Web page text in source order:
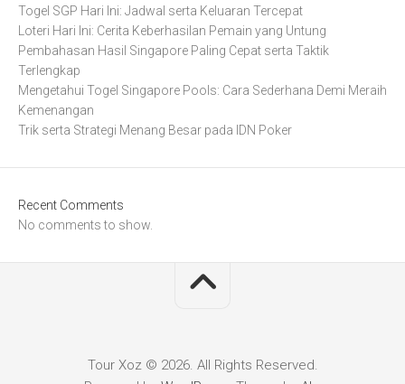
Togel SGP Hari Ini: Jadwal serta Keluaran Tercepat
Loteri Hari Ini: Cerita Keberhasilan Pemain yang Untung
Pembahasan Hasil Singapore Paling Cepat serta Taktik
Terlengkap
Mengetahui Togel Singapore Pools: Cara Sederhana Demi Meraih
Kemenangan
Trik serta Strategi Menang Besar pada IDN Poker
Recent Comments
No comments to show.
Tour Xoz © 2026. All Rights Reserved.